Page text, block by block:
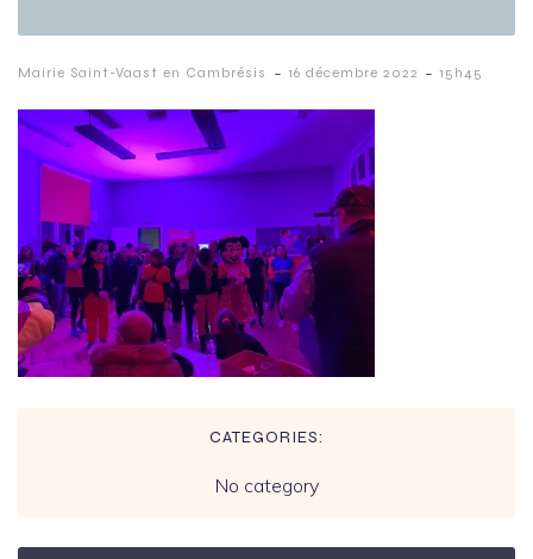
Mairie Saint-Vaast en Cambrésis - 16 décembre 2022 - 15h45
CATEGORIES:
No category